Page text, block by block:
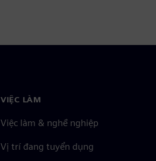
VIỆC LÀM
Việc làm & nghề nghiệp
Vị trí đang tuyển dụng